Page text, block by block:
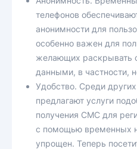
телефонов
анонимности для
особенно важен для
желающих раскрывать
данными, в частности,
Удобство. Среди
предлагают услуги
получения СМС для
с помощью временных
упрощен. Теперь